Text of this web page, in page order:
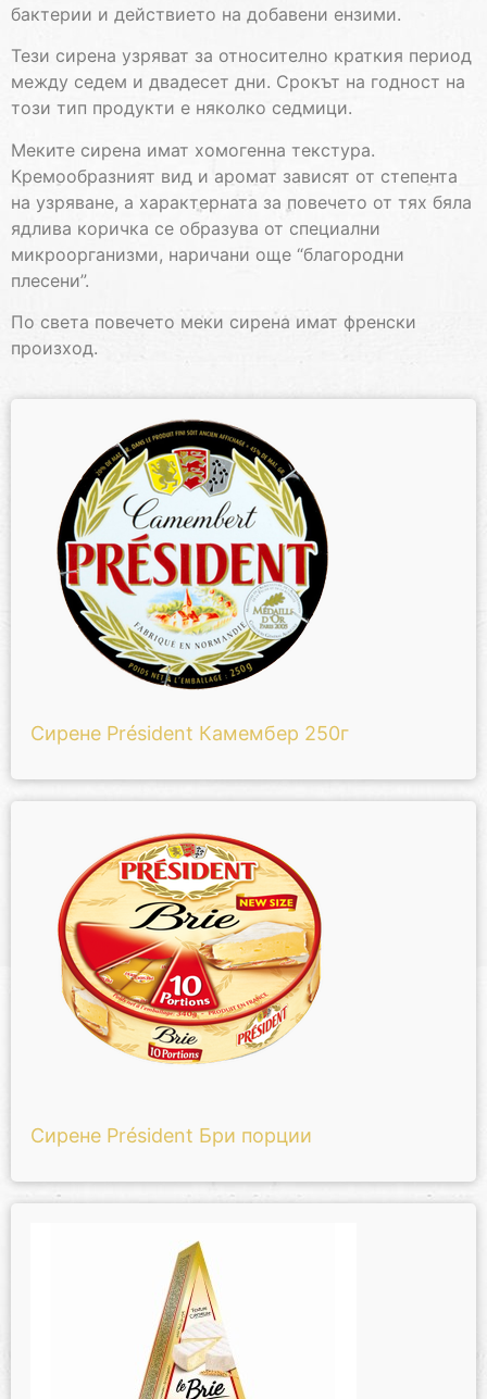
бактерии и действието на добавени ензими.
Тези сирена узряват за относително краткия период
между седем и двадесет дни. Срокът на годност на
този тип продукти е няколко седмици.
Меките сирена имат хомогенна текстура.
Кремообразният вид и аромат зависят от степента
на узряване, а характерната за повечето от тях бяла
ядлива коричка се образува от специални
микроорганизми, наричани още “благородни
плесени”.
По света повечето меки сирена имат френски
произход.
Сирене Président Камембер 250г
Сирене Président Бри порции